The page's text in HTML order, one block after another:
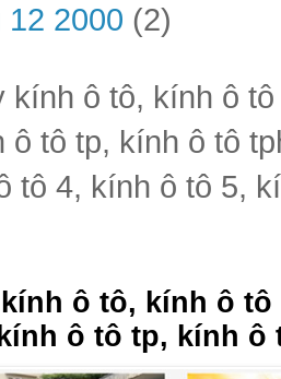
12 2000 (2)
kính ô tô, kính ô
ô tô tp, kính ô tô
tô 4, kính ô tô 5,
ô tô, kính ô
ô tô tp, kính ô